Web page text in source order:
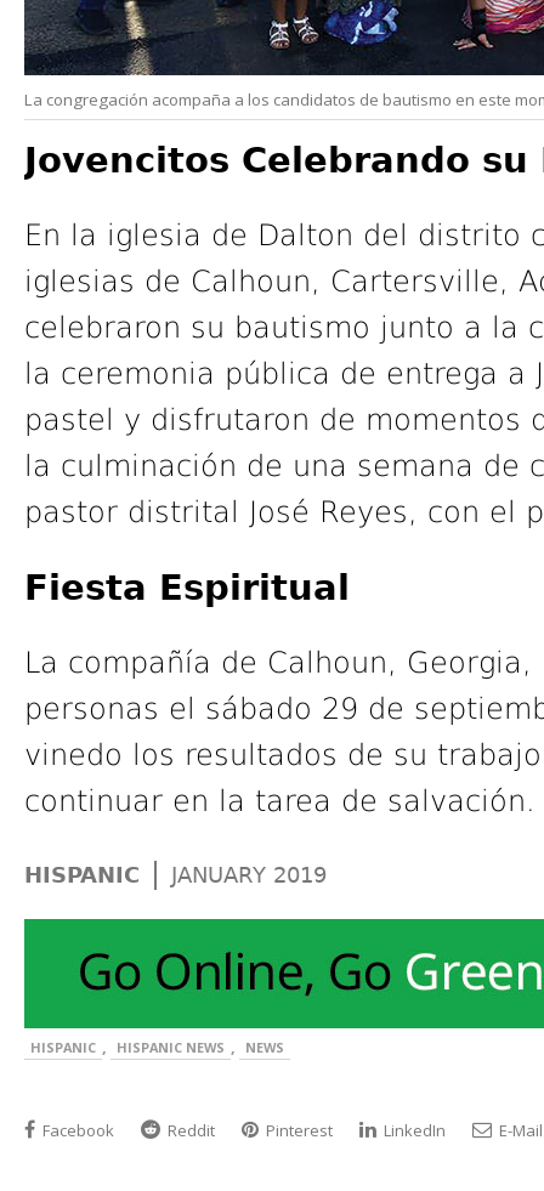
La congregación acompaña a los candidatos de bautismo en este
Jovencitos Celebrando su
En la iglesia de Dalton del distrito
iglesias de Calhoun, Cartersville,
celebraron su bautismo junto a la
la ceremonia pública de entrega a
pastel y disfrutaron de momentos
la culminación de una semana de
pastor distrital José Reyes, con el
Fiesta Espiritual
La compañía de Calhoun,
personas el sábado 29 de
vinedo los resultados de su
continuar en la tarea de salvación.
HISPANIC | JANUARY 2019
HISPANIC , HISPANIC NEWS , NEWS
Facebook Reddit Pinterest LinkedIn E-Mail